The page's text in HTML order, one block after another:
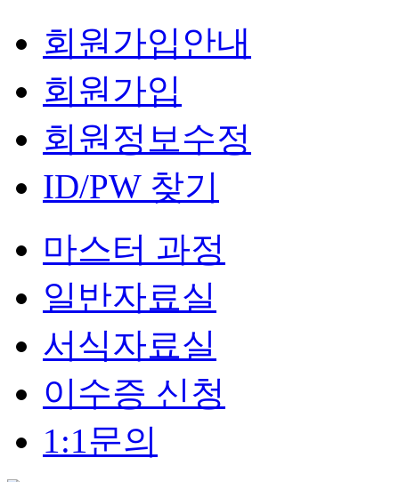
회원가입안내
회원가입
회원정보수정
ID/PW 찾기
마스터 과정
일반자료실
서식자료실
이수증 신청
1:1문의